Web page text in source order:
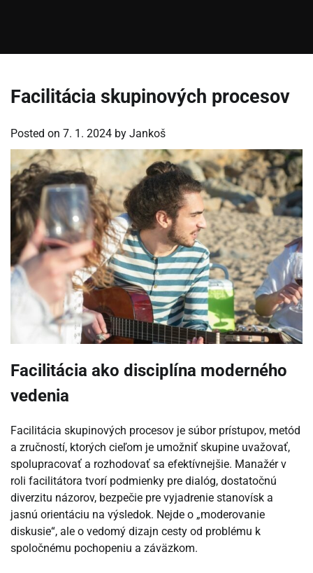
Facilitácia skupinových procesov
Posted on 7. 1. 2024 by Jankoš
Facilitácia ako disciplína moderného
vedenia
Facilitácia skupinových procesov je súbor prístupov, metód
a zručností, ktorých cieľom je umožniť skupine uvažovať,
spolupracovať a rozhodovať sa efektívnejšie. Manažér v
roli facilitátora tvorí podmienky pre dialóg, dostatočnú
diverzitu názorov, bezpečie pre vyjadrenie stanovísk a
jasnú orientáciu na výsledok. Nejde o „moderovanie
diskusie“, ale o vedomý dizajn cesty od problému k
spoločnému pochopeniu a záväzkom.